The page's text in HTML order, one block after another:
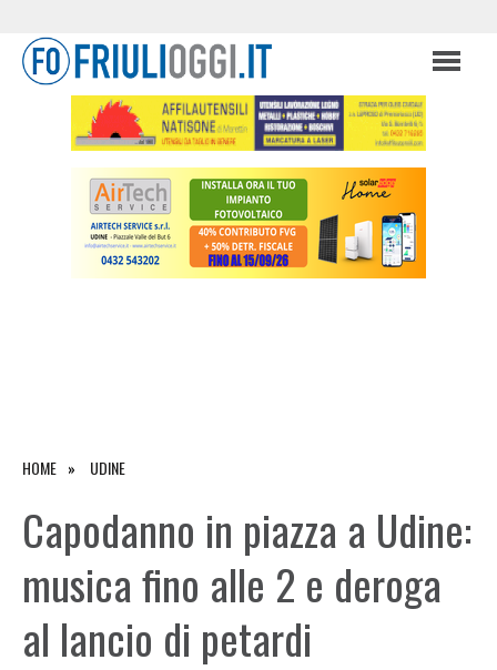
HOME UDINE
Capodanno in piazza a Udine:
musica fino alle 2 e deroga
al lancio di petardi